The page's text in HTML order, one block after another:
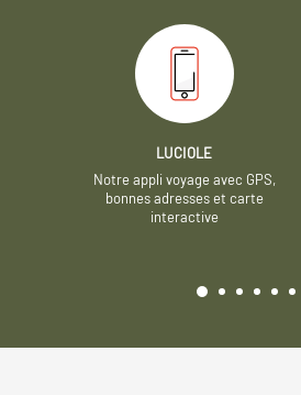
LUCIOLE
Notre appli voyage avec GPS,
bonnes adresses et carte
interactive